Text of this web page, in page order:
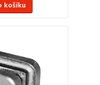
košíku